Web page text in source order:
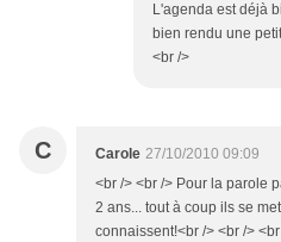
L'agenda est déjà
bien rendu une
<br />
C Carole 27/10/2010 09:09
<br /> <br /> Pour la parole
2 ans... tout à coup ils se
connaissent!<br /> <br />